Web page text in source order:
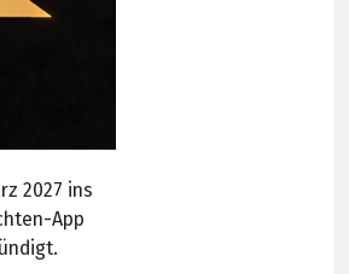
2027 ins
App